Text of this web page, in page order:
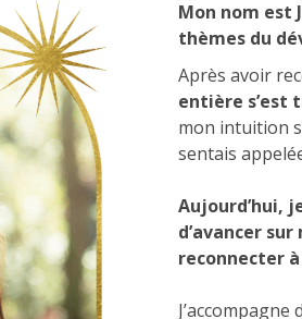
Mon nom est
thèmes du
Après avoir
entière s’est
mon intuition
sentais
Aujourd’hui,
d’avancer
reconnecter à